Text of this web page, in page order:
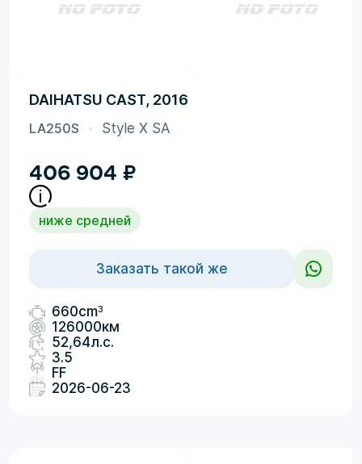
DAIHATSU CAST, 2016
LA250S Style X SA
406 904 ₽
ниже средней
Заказать такой же
660cm3
126000км
52,64л.с.
3.5
FF
2026-06-23